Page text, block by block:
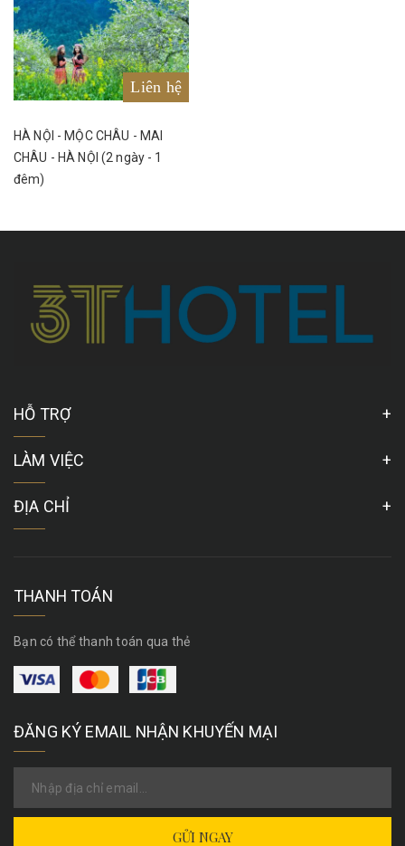
Liên hệ
HÀ NỘI - MỘC CHÂU - MAI
CHÂU - HÀ NỘI (2 ngày - 1
đêm)
HỖ TRỢ
LÀM VIỆC
ĐỊA CHỈ
THANH TOÁN
Bạn có thể thanh toán qua thẻ
ĐĂNG KÝ EMAIL NHẬN KHUYẾN MẠI
GỬI NGAY